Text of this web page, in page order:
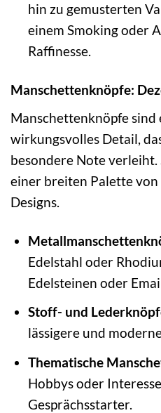
hin zu gemusterten
einem Smoking oder
Raffinesse.
Manschettenknöpfe:
Manschettenknöpfe sind
wirkungsvolles Detail,
besondere Note
einer breiten Palette
Designs.
Edelstahl oder
Edelsteinen oder
Stoff- und
lässigere und
Thematische
Hobbys oder
Gesprächsstarter.